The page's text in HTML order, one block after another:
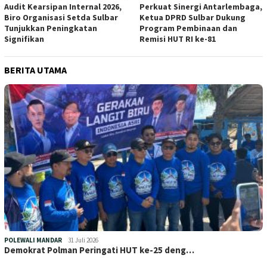
Audit Kearsipan Internal 2026,
Biro Organisasi Setda Sulbar
Tunjukkan Peningkatan
Signifikan
Perkuat Sinergi Antarlembaga,
Ketua DPRD Sulbar Dukung
Program Pembinaan dan
Remisi HUT RI ke-81
BERITA UTAMA
POLEWALI MANDAR 31 Juli 2026
Demokrat Polman Peringati HUT ke-25 deng…